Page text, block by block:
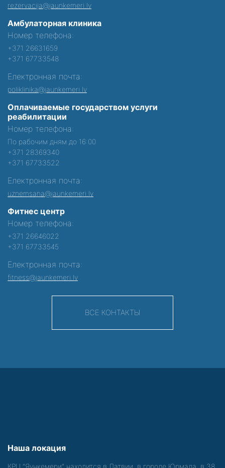
rezervacija@jaunkemeri.lv
Амбулаторная клиника
Номер телефона:
+371 26631659
+371 67733548
Електронная почта:
poliklinika@jaunkemeri.lv
Оплачиваемые государством услуги
реабилитации
Номер телефона:
По рабочим дням до 16:00
+371 28369340
+371 67733522
Електронная почта:
uznemsana@jaunkemeri.lv
Фитнес центр
Номер телефона:
+371 26646022
+371 67733545
Електронная почта:
fitness@jaunkemeri.lv
ВСЕ КОНТАКТЫ
Наша локация
КРЦ "Яункемери" находится в Латвии, в городе Юрмала, в 38